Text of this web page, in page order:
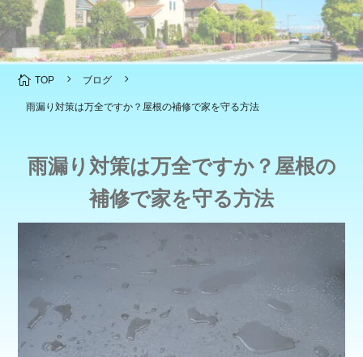
 TOP 5 ブログ 5
雨漏り対策は万全ですか？屋根の補修で家を守る方法
雨漏り対策は万全ですか？屋根の
補修で家を守る方法